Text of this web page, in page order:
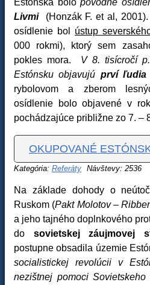
Livmi
(Honzák F. et al,
osídlenie bol ústup
000 rokmi), ktorý sem
pokles mora. V 8. tisícročí
Estónsku objavujú prví ľudia
rybolovom a zberom
osídlenie bolo objavené v
pochádzajúce približne zo 7. –
OKUPOVANÉ
Kategória: Referáty Návštevy: 2536
Na základe dohody o
Ruskom (Pakt Molotov –
a jeho tajného doplnkového
do sovietskej záujmovej
postupne obsadila územie
socialistickej revolúcii v
nezištnej pomoci